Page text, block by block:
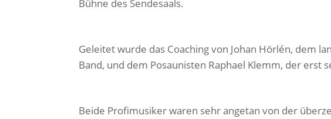
Bühne des Sendesaals.
Geleitet wurde das Coaching von Johan Hörlén, dem
Band, und dem Posaunisten Raphael Klemm, der erst
Beide Profimusiker waren sehr angetan von der